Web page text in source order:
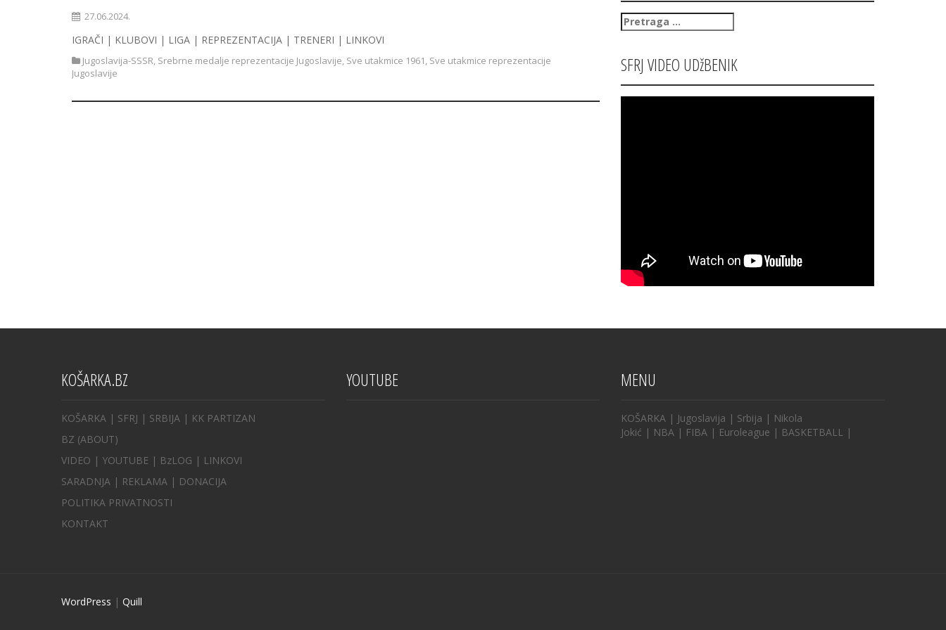
27.06.2024.
IGRAČI | KLUBOVI | LIGA | REPREZENTACIJA | TRENERI | LINKOVI
Jugoslavija-SSSR, Srebrne medalje reprezentacije Jugoslavije, Sve utakmice 1961, Sve utakmice reprezentacije
Jugoslavije
Pretraga
za:
SFRJ VIDEO UDžBENIK
KOŠARKA.BZ
KOŠARKA | SFRJ | SRBIJA | KK PARTIZAN
BZ (ABOUT)
VIDEO | YOUTUBE | BzLOG | LINKOVI
SARADNJA | REKLAMA | DONACIJA
POLITIKA PRIVATNOSTI
KONTAKT
YOUTUBE MENU
KOŠARKA | Jugoslavija | Srbija | Nikola
Jokić | NBA | FIBA | Euroleague | BASKETBALL |
WordPress | Quill